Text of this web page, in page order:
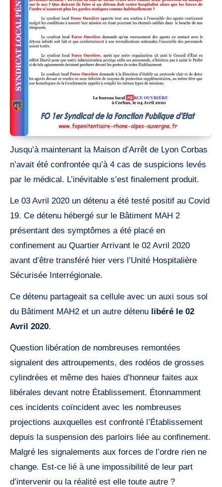
Jusqu’à maintenant la Maison d’Arrêt de Lyon Corbas
n’avait été confrontée qu’à 4 cas de suspicions levés
par le médical. L’inévitable s’est finalement produit.
Le 03 Avril 2020 un détenu a été testé positif au Covid
19. Ce détenu hébergé sur le Bâtiment MAH 2
présentant des symptômes a été placé en
confinement au Quartier Arrivant le 02 Avril 2020
avant d’être transféré hier vers l’Unité Hospitalière
Sécurisée Interrégionale.
Ce détenu partageait sa cellule avec un auxi sous sol
du Bâtiment MAH2 et un autre détenu libéré le 02
Avril 2020.
Question libération de nombreuses remontées
signalent des attroupements, des rodéos de grosses
cylindrées et même des haies d’honneur faites aux
libérales devant notre Établissement. Étonnamment
ces incidents coïncident avec les nombreuses
projections auxquelles est confronté l’Établissement
depuis la suspension des parloirs liée au confinement.
Malgré les signalements aux forces de l’ordre rien ne
change. Est-ce lié à une impossibilité de leur part
d’intervenir ou la réalité est elle toute autre ?